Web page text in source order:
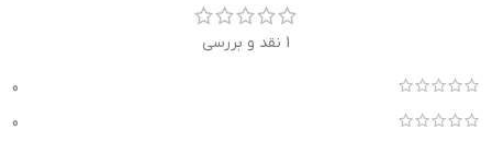
1 نقد و بررسی
0
0